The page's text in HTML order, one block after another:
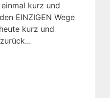
kurz und
EINZIGEN Wege
kurz und